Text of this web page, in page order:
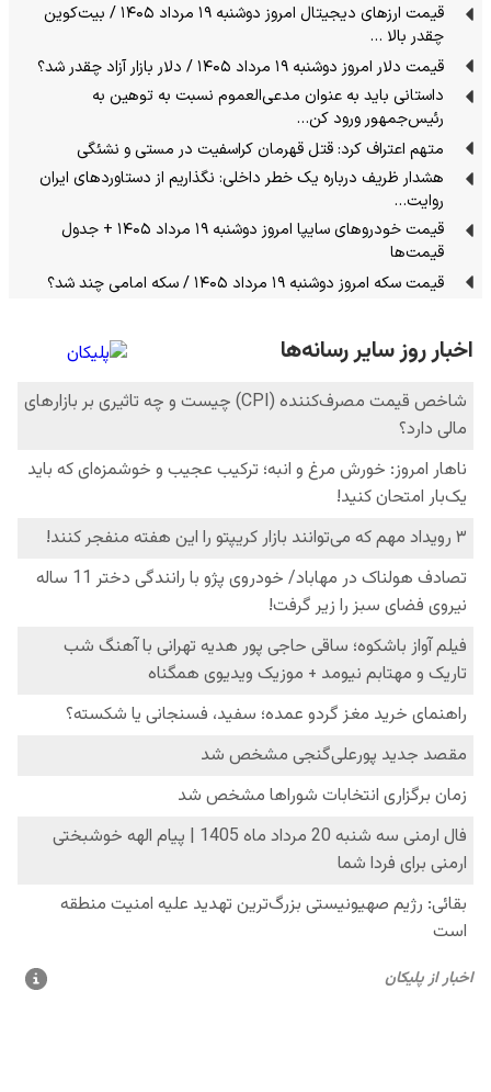
قیمت ارز‌های دیجیتال امروز دوشنبه ۱۹ مرداد ۱۴۰۵ / بیت‌کوین
چقدر بالا …
قیمت دلار امروز دوشنبه ۱۹ مرداد ۱۴۰۵ / دلار بازار آزاد چقدر شد؟
داستانی باید به عنوان مدعی‌العموم نسبت به توهین به
رئیس‌جمهور ورود کن…
متهم اعتراف کرد: قتل قهرمان کراسفیت در مستی و نشئگی
هشدار ظریف درباره یک خطر داخلی: نگذاریم از دستاوردهای ایران
روایت…
قیمت خودرو‌های سایپا امروز دوشنبه ۱۹ مرداد ۱۴۰۵ + جدول
قیمت‌‌ها
قیمت سکه امروز دوشنبه ۱۹ مرداد ۱۴۰۵ / سکه امامی چند شد؟